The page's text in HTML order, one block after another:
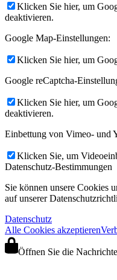
Klicken Sie hier, um
deaktivieren.
Google Map-Einstellungen:
Klicken Sie hier, um
Google reCaptcha-
Klicken Sie hier, um
deaktivieren.
Einbettung von Vimeo- und
Klicken Sie, um
Datenschutz-Bestimmungen
Sie können unsere Cookies
auf unserer
Datenschutz
Alle Cookies akzeptieren
Öffnen Sie die